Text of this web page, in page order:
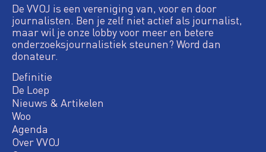
De VVOJ is een vereniging van, voor en door
journalisten. Ben je zelf niet actief als journalist,
maar wil je onze lobby voor meer en betere
onderzoeksjournalistiek steunen? Word dan
donateur.
Definitie
De Loep
Nieuws & Artikelen
Woo
Agenda
Over VVOJ